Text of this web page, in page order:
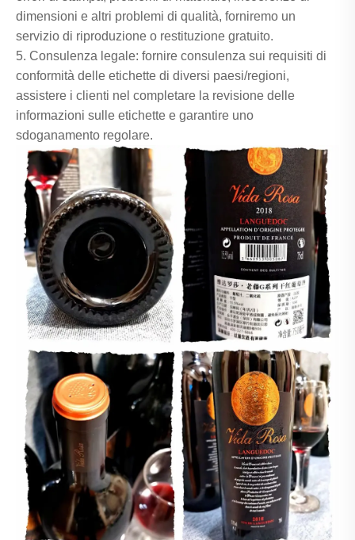
dimensioni e altri problemi di qualità, forniremo un
servizio di riproduzione o restituzione gratuito.
5. Consulenza legale: fornire consulenza sui requisiti di
conformità delle etichette di diversi paesi/regioni,
assistere i clienti nel completare la revisione delle
informazioni sulle etichette e garantire uno
sdoganamento regolare.